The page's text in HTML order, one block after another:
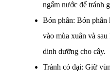
ngấm nước để tránh
Bón phân: Bón phân
vào mùa xuân và
dinh dưỡng cho cây.
Tránh cỏ dại: Giữ